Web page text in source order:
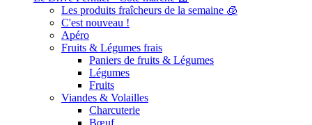
Les produits fraîcheurs de la semaine 🧊
C'est nouveau !
Apéro
Fruits & Légumes frais
Paniers de fruits & Légumes
Légumes
Fruits
Viandes & Volailles
Charcuterie
Bœuf